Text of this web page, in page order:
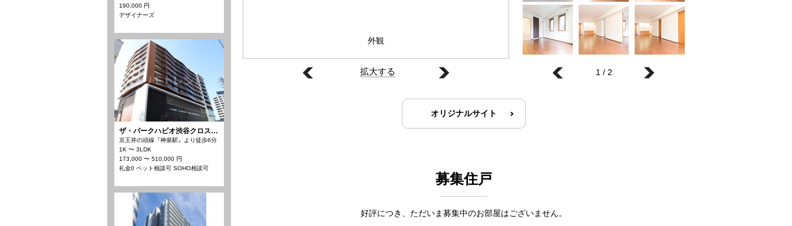
拡大する
外観
1 / 2
オリジナルサイト
募集住戸
好評につき、ただいま募集中のお部屋はございません。
190,000 円
デザイナーズ
ザ・パークハビオ渋谷クロス…
京王井の頭線『神泉駅』より徒歩6分
1K 〜 3LDK
173,000 〜 510,000 円
礼金0 ペット相談可 SOHO相談可